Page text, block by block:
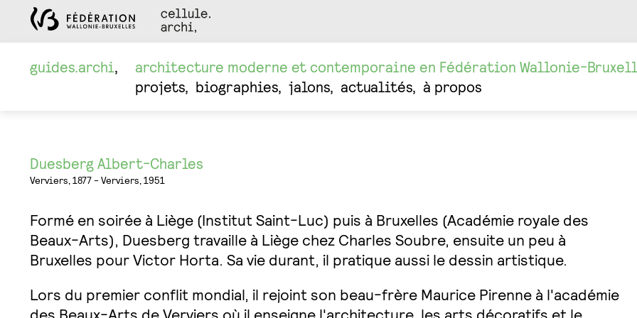
guides.archi
architecture moderne et contemporaine en Fédération Wallonie-
projets
biographies jalons actualités à propos
Duesberg Albert-Charles
Verviers, 1877 - Verviers, 1951
Formé en soirée à Liège (Institut Saint-Luc) puis à Bruxelles (Académie royale des
Beaux-Arts), Duesberg travaille à Liège chez Charles Soubre, ensuite un peu à
Bruxelles pour Victor Horta. Sa vie durant, il pratique aussi le dessin artistique.
Lors du premier conflit mondial, il rejoint son beau-frère Maurice Pirenne à l'académie